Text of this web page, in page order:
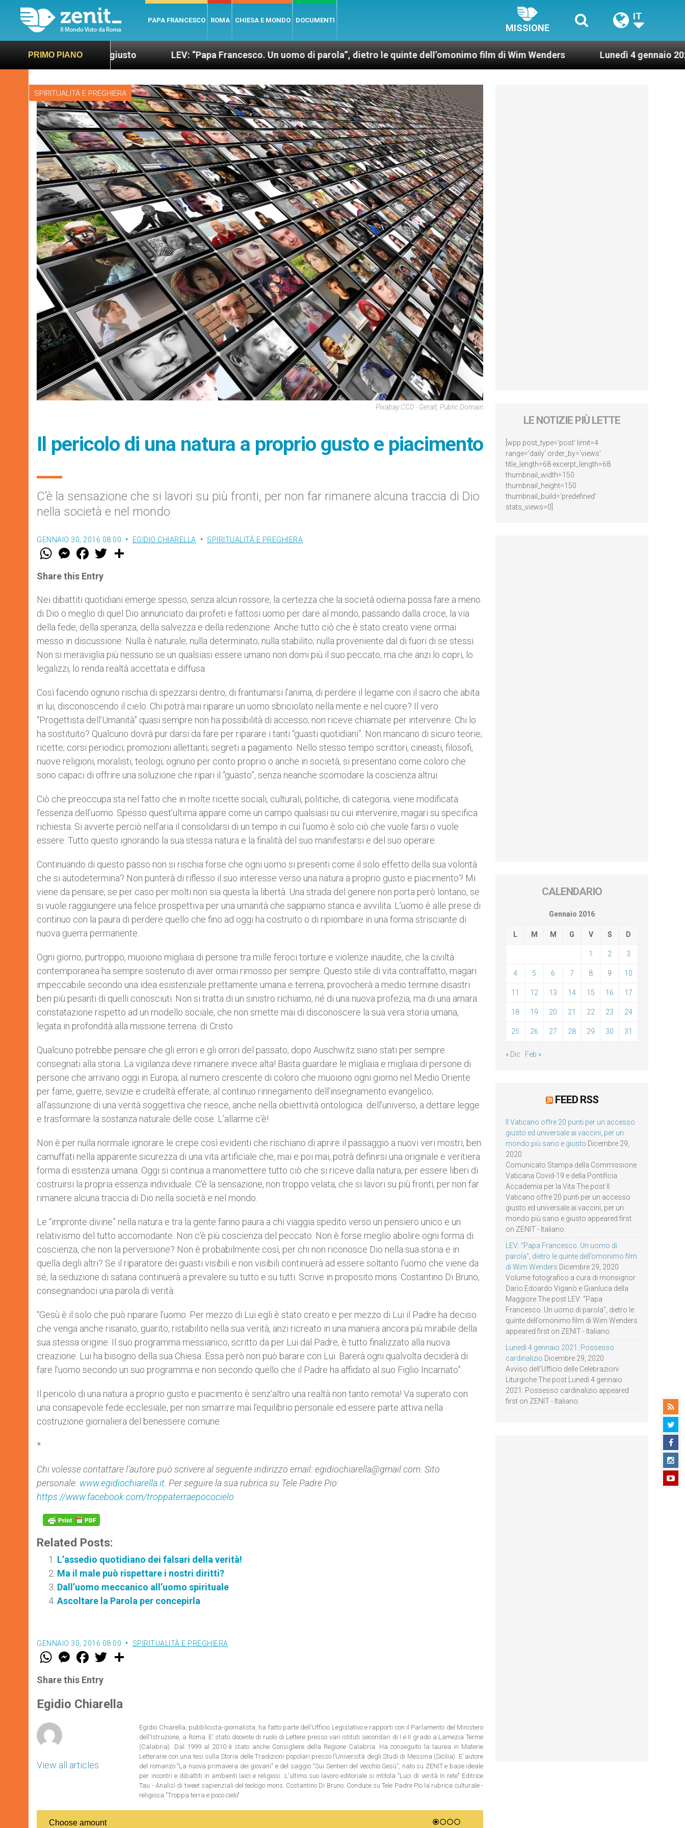
PAPA FRANCESCO ROMA CHIESA E MONDO DOCUMENTI
MISSIONE
IT
PRIMO PIANO
sano e giusto LEV: “Papa Francesco. Un uomo di parola”, dietro le quinte dell’omonimo film di Wim Wenders Lunedì 4 gennaio 2021: Possesso
SPIRITUALITÀ E PREGHIERA
Pixabay CC0 - Geralt, Public Domain
Il pericolo di una natura a proprio gusto e piacimento
C’è la sensazione che si lavori su più fronti, per non far rimanere alcuna traccia di Dio
nella società e nel mondo
GENNAIO 30, 2016 08:00 EGIDIO CHIARELLA SPIRITUALITÀ E PREGHIERA
W
t
s
p
p
M
e
s
e
g
e
r
F
a
e
b
o
k
w
r
Share this Entry
Nei dibattiti quotidiani emerge spesso, senza alcun rossore, la certezza che la società odierna possa fare a meno
di Dio o meglio di quel Dio annunciato dai profeti e fattosi uomo per dare al mondo, passando dalla croce, la via
della fede, della speranza, della salvezza e della redenzione. Anche tutto ciò che è stato creato viene ormai
messo in discussione. Nulla è naturale; nulla determinato; nulla stabilito; nulla proveniente dal di fuori di se stessi.
Non si meraviglia più nessuno se un qualsiasi essere umano non domi più il suo peccato, ma che anzi lo copri, lo
legalizzi, lo renda realtà accettata e diffusa.
Così facendo ognuno rischia di spezzarsi dentro, di frantumarsi l’anima, di perdere il legame con il sacro che abita
in lui, disconoscendo il cielo. Chi potrà mai riparare un uomo sbriciolato nella mente e nel cuore? Il vero
“Progettista dell’Umanità” quasi sempre non ha possibilità di accesso; non riceve chiamate per intervenire. Chi lo
ha sostituito? Qualcuno dovrà pur darsi da fare per riparare i tanti “guasti quotidiani”. Non mancano di sicuro teorie;
ricette; corsi periodici; promozioni allettanti; segreti a pagamento. Nello stesso tempo scrittori, cineasti, filosofi,
nuove religioni, moralisti, teologi, ognuno per conto proprio o anche in società, si presentano come coloro che
sono capaci di offrire una soluzione che ripari il “guasto”, senza neanche scomodare la coscienza altrui.
Ciò che preoccupa sta nel fatto che in molte ricette sociali, culturali, politiche, di categoria, viene modificata
l’essenza dell’uomo. Spesso quest’ultima appare come un campo qualsiasi su cui intervenire, magari su specifica
richiesta. Si avverte perciò nell’aria il consolidarsi di un tempo in cui l’uomo è solo ciò che vuole farsi o vuole
essere. Tutto questo ignorando la sua stessa natura e la finalità del suo manifestarsi e del suo operare.
Continuando di questo passo non si rischia forse che ogni uomo si presenti come il solo effetto della sua volontà
che si autodetermina? Non punterà di riflesso il suo interesse verso una natura a proprio gusto e piacimento? Mi
viene da pensare, se per caso per molti non sia questa la libertà. Una strada del genere non porta però lontano, se
si vuole raggiungere una felice prospettiva per una umanità che sappiamo stanca e avvilita. L’uomo è alle prese di
continuo con la paura di perdere quello che fino ad oggi ha costruito o di ripiombare in una forma strisciante di
nuova guerra permanente.
Ogni giorno, purtroppo, muoiono migliaia di persone tra mille feroci torture e violenze inaudite, che la civiltà
contemporanea ha sempre sostenuto di aver ormai rimosso per sempre. Questo stile di vita contraffatto, magari
impeccabile secondo una idea esistenziale prettamente umana e terrena, provocherà a medio termine disastri
ben più pesanti di quelli conosciuti. Non si tratta di un sinistro richiamo, né di una nuova profezia, ma di una amara
constatazione rispetto ad un modello sociale, che non smette mai di disconoscere la sua vera storia umana,
legata in profondità alla missione terrena di Cristo
Qualcuno potrebbe pensare che gli errori e gli orrori del passato, dopo Auschwitz siano stati per sempre
consegnati alla storia. La vigilanza deve rimanere invece alta! Basta guardare le migliaia e migliaia di persone di
persone che arrivano oggi in Europa; al numero crescente di coloro che muoiono ogni giorno nel Medio Oriente
per fame, guerre, sevizie e crudeltà efferate; al continuo rinnegamento dell’insegnamento evangelico;
all’assunzione di una verità soggettiva che riesce, anche nella obiettività ontologica dell’universo, a dettare legge
e trasformare la sostanza naturale delle cose. L’allarme c’è!
Non è per nulla normale ignorare le crepe così evidenti che rischiano di aprire il passaggio a nuovi veri mostri, ben
camuffati nella apparente sicurezza di una vita artificiale che, mai e poi mai, potrà definirsi una originale e veritiera
forma di esistenza umana. Oggi si continua a manomettere tutto ciò che si riceve dalla natura, per essere liberi di
costruirsi la propria essenza individuale. C’è la sensazione, non troppo velata, che si lavori su più fronti, per non far
rimanere alcuna traccia di Dio nella società e nel mondo.
Le “impronte divine” nella natura e tra la gente fanno paura a chi viaggia spedito verso un pensiero unico e un
relativismo del tutto accomodante. Non c’è più coscienza del peccato. Non è forse meglio abolire ogni forma di
coscienza, che non la perversione? Non è probabilmente così, per chi non riconosce Dio nella sua storia e in
quella degli altri? Se il riparatore dei guasti visibili e non visibili continuerà ad essere soltanto l’uomo che viene da
sé, la seduzione di satana continuerà a prevalere su tutto e su tutti. Scrive in proposito mons. Costantino Di Bruno,
consegnandoci una parola di verità:
“Gesù è il solo che può riparare l’uomo. Per mezzo di Lui egli è stato creato e per mezzo di Lui il Padre ha deciso
che venga anche risanato, guarito, ristabilito nella sua verità, anzi ricreato in una maniera ancora più mirabile della
sua stessa origine. Il suo programma messianico, scritto da per Lui dal Padre, è tutto finalizzato alla nuova
creazione. Lui ha bisogno della sua Chiesa. Essa però non può barare con Lui. Barerà ogni qualvolta deciderà di
fare l’uomo secondo un suo programma e non secondo quello che il Padre ha affidato al suo Figlio Incarnato”.
Il pericolo di una natura a proprio gusto e piacimento è senz’altro una realtà non tanto remota! Va superato con
una consapevole fede ecclesiale, per non smarrire mai l’equilibrio personale ed essere parte attiva nella
costruzione giornaliera del benessere comune.
*
Chi volesse contattare l’autore può scrivere al seguente indirizzo email: egidiochiarella@gmail.com. Sito
personale: www.egidiochiarella.it . Per seguire la sua rubrica su Tele Padre Pio:
https://www.facebook.com/troppaterraepococielo
Related Posts:
L’assedio quotidiano dei falsari della verità!
Ma il male può rispettare i nostri diritti?
Dall’uomo meccanico all’uomo spirituale
Ascoltare la Parola per concepirla
GENNAIO 30, 2016 08:00 SPIRITUALITÀ E PREGHIERA
W
t
s
p
p
M
e
s
e
g
e
F
a
e
b
o
k
w
r
Share this Entry
Egidio Chiarella
View all articles
Egidio Chiarella, pubblicista-giornalista, ha fatto parte dell'Ufficio Legislativo e rapporti con il Parlamento del Ministero
dell'Istruzione, a Roma. E’ stato docente di ruolo di Lettere presso vari istituti secondari di I e II grado a Lamezia Terme
(Calabria). Dal 1999 al 2010 è stato anche Consigliere della Regione Calabria. Ha conseguito la laurea in Materie
Letterarie con una tesi sulla Storia delle Tradizioni popolari presso l’Università degli Studi di Messina (Sicilia). E’ autore
del romanzo "La nuova primavera dei giovani" e del saggio “Sui Sentieri del vecchio Gesù”, nato su ZENIT e base ideale
per incontri e dibattiti in ambienti laici e religiosi. L'ultimo suo lavoro editoriale si intitola "Luci di verità In rete" Editrice
Tau - Analisi di tweet sapienziali del teologo mons. Costantino Di Bruno. Conduce su Tele Padre Pio la rubrica culturale -
religiosa "Troppa terra e poco cielo".
LE NOTIZIE PIÙ LETTE
[wpp post_type='post' limit=4
range='daily' order_by='views'
title_length=68 excerpt_length=68
thumbnail_width=150
thumbnail_height=150
thumbnail_build='predefined'
stats_views=0]
CALENDARIO
Gennaio 2016
L M M G V S D
1 2 3
4 5 6 7 8 9 10
11 12 13 14 15 16 17
18 19 20 21 22 23 24
25 26 27 28 29 30 31
« Dic Feb »
FEED RSS
Il Vaticano offre 20 punti per un accesso
giusto ed universale ai vaccini, per un
mondo più sano e giusto Dicembre 29,
2020
Comunicato Stampa della Commissione
Vaticana Covid-19 e della Pontificia
Accademia per la Vita The post Il
Vaticano offre 20 punti per un accesso
giusto ed universale ai vaccini, per un
mondo più sano e giusto appeared first
on ZENIT - Italiano.
LEV: “Papa Francesco. Un uomo di
parola”, dietro le quinte dell’omonimo film
di Wim Wenders Dicembre 29, 2020
Volume fotografico a cura di monsignor
Dario Edoardo Viganò e Gianluca della
Maggiore The post LEV: “Papa
Francesco. Un uomo di parola”, dietro le
quinte dell’omonimo film di Wim Wenders
appeared first on ZENIT - Italiano.
Lunedì 4 gennaio 2021: Possesso
cardinalizio Dicembre 29, 2020
Avviso dell’Ufficio delle Celebrazioni
Liturgiche The post Lunedì 4 gennaio
2021: Possesso cardinalizio appeared
first on ZENIT - Italiano.